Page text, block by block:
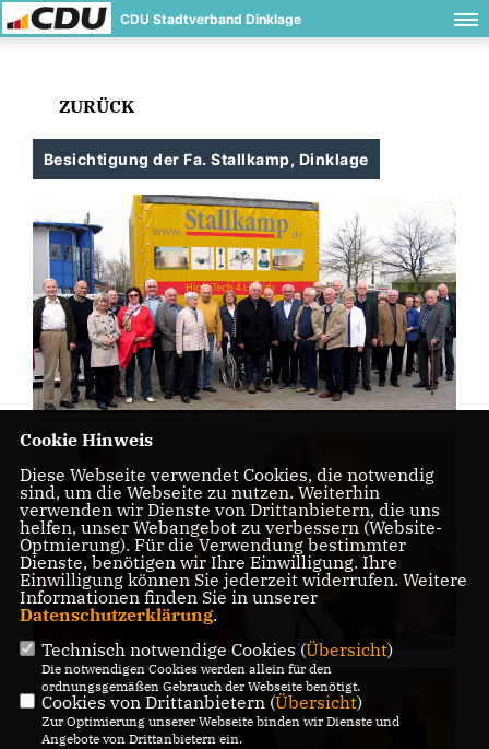
CDU Stadtverband Dinklage
ZURÜCK
Besichtigung der Fa. Stallkamp, Dinklage
Cookie Hinweis
Diese Webseite verwendet Cookies, die notwendig
sind, um die Webseite zu nutzen. Weiterhin
verwenden wir Dienste von Drittanbietern, die uns
helfen, unser Webangebot zu verbessern (Website-
Optmierung). Für die Verwendung bestimmter
Dienste, benötigen wir Ihre Einwilligung. Ihre
Einwilligung können Sie jederzeit widerrufen. Weitere
Informationen finden Sie in unserer
Datenschutzerklärung.
Technisch notwendige Cookies (Übersicht)
Die notwendigen Cookies werden allein für den
ordnungsgemäßen Gebrauch der Webseite benötigt.
Cookies von Drittanbietern (Übersicht)
Zur Optimierung unserer Webseite binden wir Dienste und
Angebote von Drittanbietern ein.